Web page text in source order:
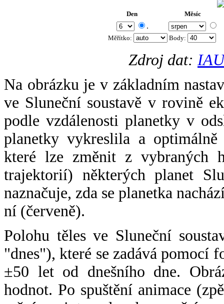
Den Měsíc
.
Měřítko: Body:
Zdroj dat:
Na obrázku je v základním
ve Sluneční soustavě v rovině
podle vzdálenosti planetky v
planetky vykreslila a
které lze změnit z vybraných
trajektorií) některých planet
naznačuje, zda se planetka
ní (červeně).
Polohu těles ve Sluneční
"dnes"), které se zadává pomocí
±50 let od dnešního dne.
hodnot. Po spuštění animace